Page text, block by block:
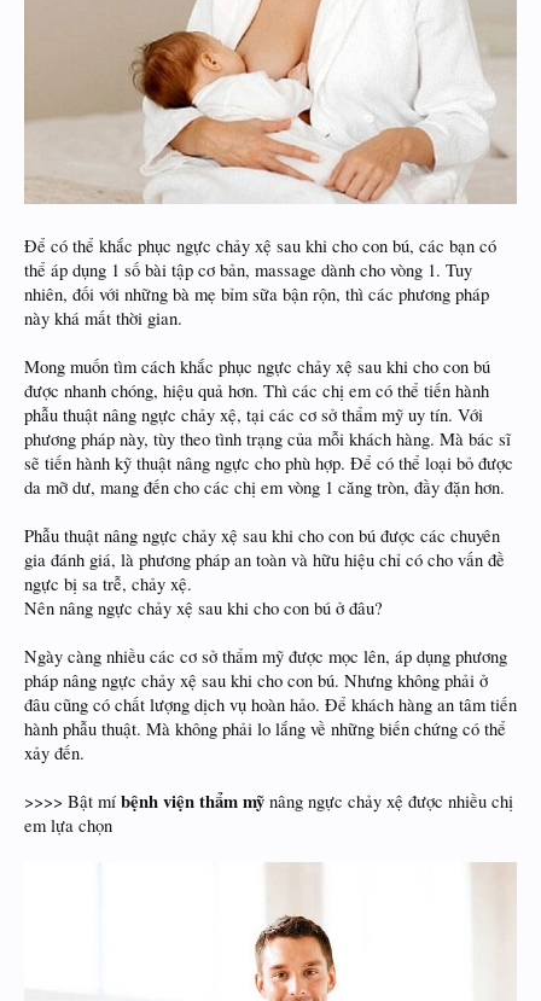
Để có thể khắc phục ngực chảy xệ sau khi cho con bú, các bạn có
thể áp dụng 1 số bài tập cơ bản, massage dành cho vòng 1. Tuy
nhiên, đối với những bà mẹ bỉm sữa bận rộn, thì các phương pháp
này khá mất thời gian.
Mong muốn tìm cách khắc phục ngực chảy xệ sau khi cho con bú
được nhanh chóng, hiệu quả hơn. Thì các chị em có thể tiến hành
phẫu thuật nâng ngực chảy xệ, tại các cơ sở thẩm mỹ uy tín. Với
phương pháp này, tùy theo tình trạng của mỗi khách hàng. Mà bác sĩ
sẽ tiến hành kỹ thuật nâng ngực cho phù hợp. Để có thể loại bỏ được
da mỡ dư, mang đến cho các chị em vòng 1 căng tròn, đầy đặn hơn.
Phẫu thuật nâng ngực chảy xệ sau khi cho con bú được các chuyên
gia đánh giá, là phương pháp an toàn và hữu hiệu chỉ có cho vấn đề
ngực bị sa trễ, chảy xệ.
Nên nâng ngực chảy xệ sau khi cho con bú ở đâu?
Ngày càng nhiều các cơ sở thẩm mỹ được mọc lên, áp dụng phương
pháp nâng ngực chảy xệ sau khi cho con bú. Nhưng không phải ở
đâu cũng có chất lượng dịch vụ hoàn hảo. Để khách hàng an tâm tiến
hành phẫu thuật. Mà không phải lo lắng về những biến chứng có thể
xảy đến.
>>>> Bật mí bệnh viện thẩm mỹ nâng ngực chảy xệ được nhiều chị
em lựa chọn